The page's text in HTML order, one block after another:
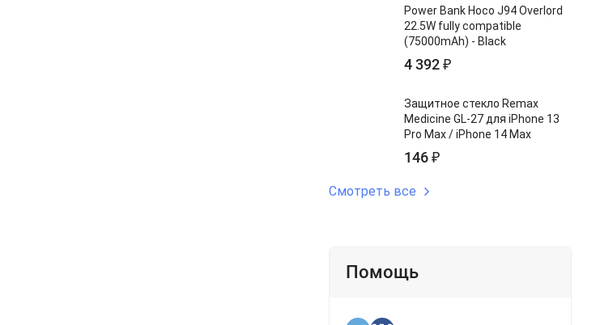
Power Bank Hoco J94 Overlord
22.5W fully compatible
(75000mAh) - Black
4 392₽
Защитное стекло Remax
Medicine GL-27 для iPhone 13
Pro Max / iPhone 14 Max
146₽
Смотреть все
Помощь